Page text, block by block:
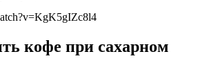
кофе при сахарном